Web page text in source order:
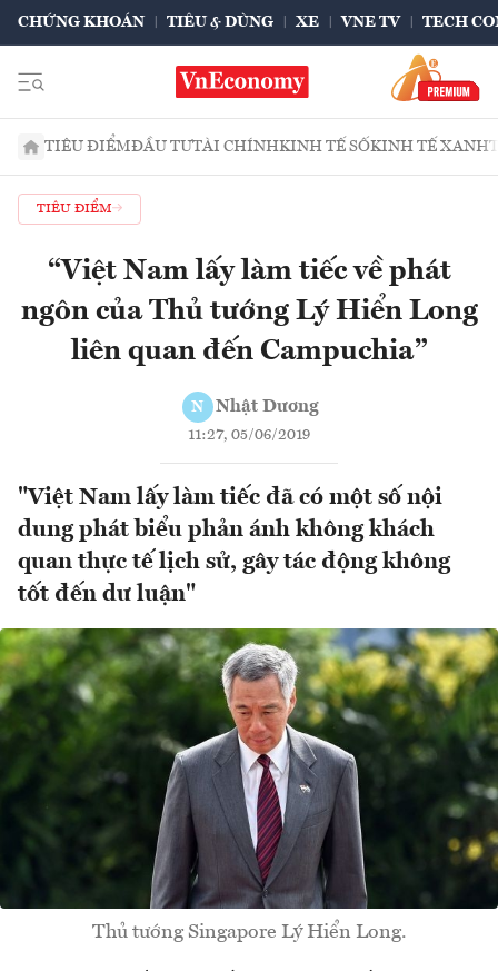
CHỨNG KHOÁN TIÊU & DÙNG XE VNE TV TECH
TIÊU ĐIỂMĐẦU TƯTÀI CHÍNHKINH TẾ SỐKINH TẾ XANH
TIÊU ĐIỂM
“Việt Nam lấy làm tiếc về phát
ngôn của Thủ tướng Lý Hiển Long
liên quan đến Campuchia”
N Nhật Dương
11:27, 05/06/2019
"Việt Nam lấy làm tiếc đã có một số nội
dung phát biểu phản ánh không khách
quan thực tế lịch sử, gây tác động không
tốt đến dư luận"
Thủ tướng Singapore Lý Hiển Long.